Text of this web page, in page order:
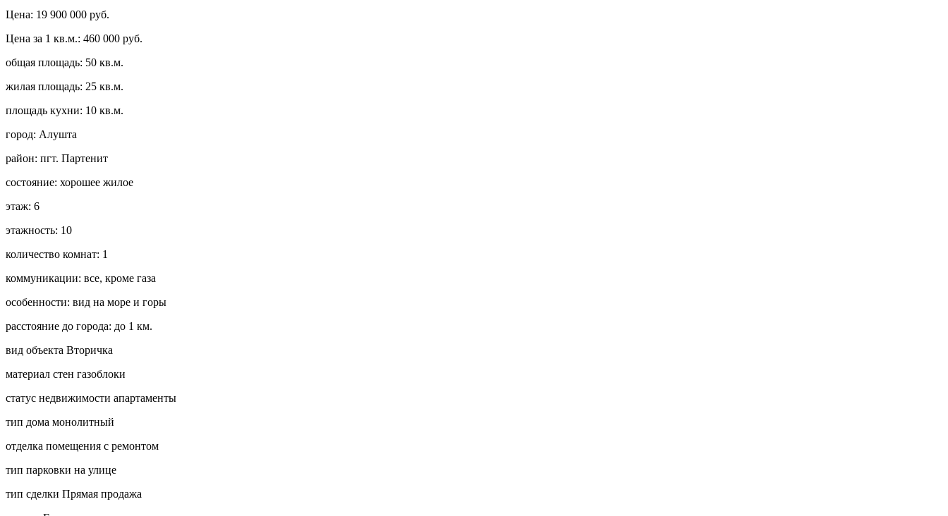
Цена: 19 900 000 руб.
Цена за 1 кв.м.: 460 000 руб.
общая площадь: 50 кв.м.
жилая площадь: 25 кв.м.
площадь кухни: 10 кв.м.
город: Алушта
район: пгт. Партенит
состояние: хорошее жилое
этаж: 6
этажность: 10
количество комнат: 1
коммуникации: все, кроме газа
особенности: вид на море и горы
расстояние до города: до 1 км.
вид объекта Вторичка
материал стен газоблоки
статус недвижимости апартаменты
тип дома монолитный
отделка помещения с ремонтом
тип парковки на улице
тип сделки Прямая продажа